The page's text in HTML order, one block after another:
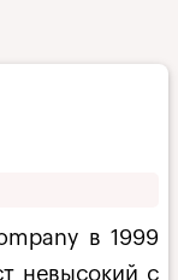
в 1999
невысокий с